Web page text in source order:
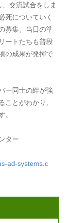
交流試合をしま
死についていく
募集、当日の準
ートたちも普段
の成果が発揮で
ー同士の絆が強
ことがわかり、
。
ター
ad-systems.c